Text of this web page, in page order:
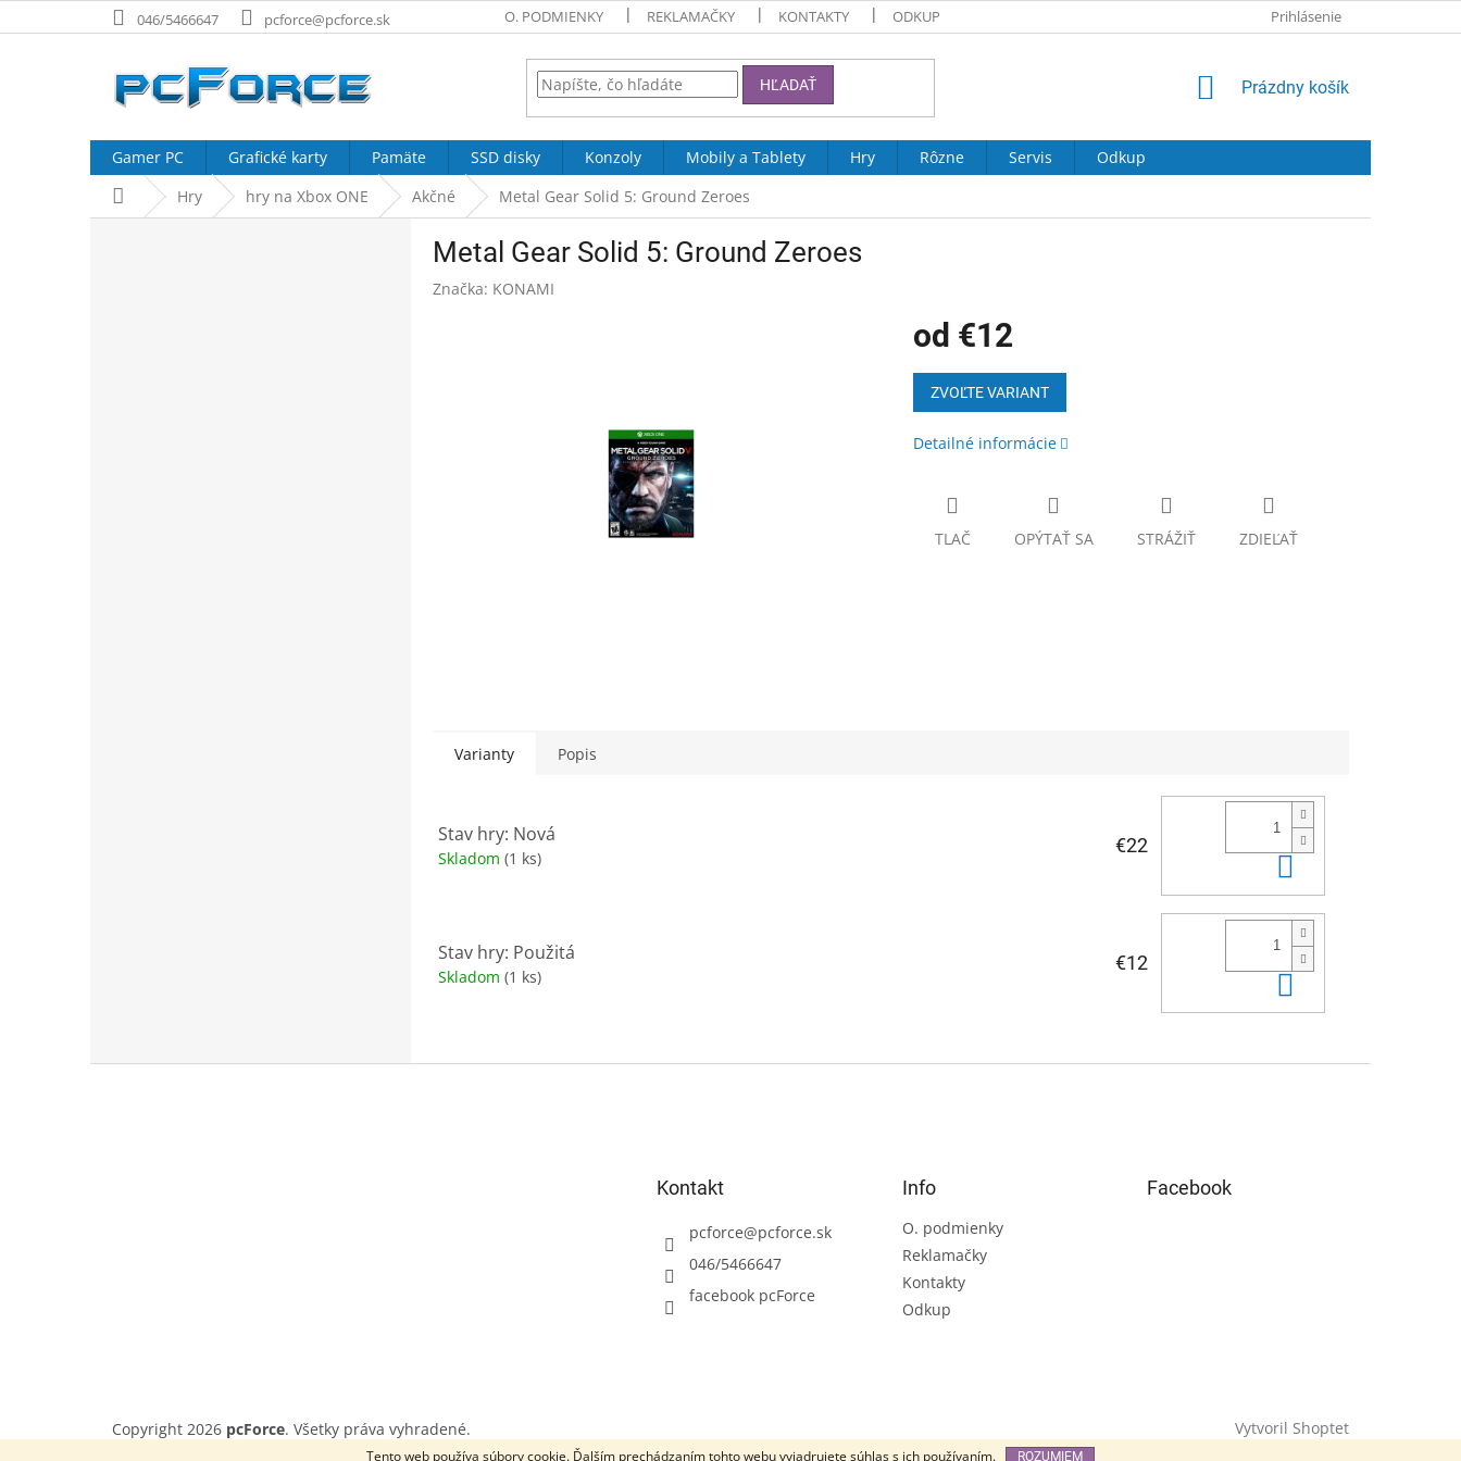
Tento web používa súbory cookie. Ďalším prechádzaním tohto webu vyjadrujete súhlas s ich používaním. ROZUMIEM
na
046/5466647 pcforce@pcforce.sk O. PODMIENKY REKLAMAČKY KONTAKTY ODKUP Prihlásenie
HĽADAŤ
NÁKUPNÝ
Prázdny košík
Gamer PC Grafické karty Pamäte SSD disky Konzoly Mobily a Tablety Hry Rôzne Servis
Odkup
DomovHry hry na Xbox ONE Akčné Metal Gear Solid 5: Ground Zeroes
Metal Gear Solid 5: Ground Zeroes
Značka: KONAMI
od €12
Jednotková
cena:
ZVOĽTE VARIANT
Detailné informácie
TLAČ OPÝTAŤ SA STRÁŽIŤ ZDIEĽAŤ
Varianty Popis
Stav hry: Nová
Skladom (1 ks)
€22
Stav hry: Použitá
Skladom (1 ks)
€12
Kontakt
pcforce@pcforce.sk
046/5466647
facebook pcForce
Info
O. podmienky
Reklamačky
Kontakty
Odkup
Facebook
Vytvoril Shoptet
Copyright 2026 pcForce. Všetky práva vyhradené.